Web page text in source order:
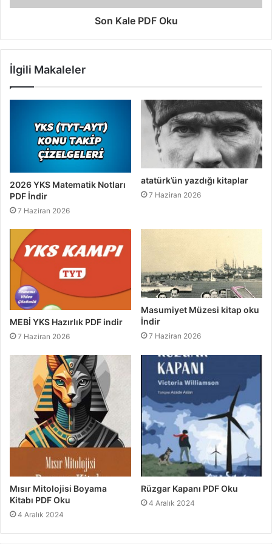
Son Kale PDF Oku
İlgili Makaleler
2026 YKS Matematik Notları
PDF İndir
7 Haziran 2026
atatürk’ün yazdığı kitaplar
7 Haziran 2026
MEBİ YKS Hazırlık PDF indir
7 Haziran 2026
Masumiyet Müzesi kitap oku
İndir
7 Haziran 2026
Mısır Mitolojisi Boyama
Kitabı PDF Oku
4 Aralık 2024
Rüzgar Kapanı PDF Oku
4 Aralık 2024